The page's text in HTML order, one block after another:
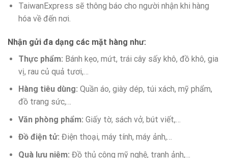
TaiwanExpress sẽ thông báo cho người nhận khi hàng
hóa về đến nơi.
Nhận gửi đa dạng các mặt hàng như:
Thực phẩm: Bánh kẹo, mứt, trái cây sấy khô, đồ khô, gia
vị, rau củ quả tươi,…
Hàng tiêu dùng: Quần áo, giày dép, túi xách, mỹ phẩm,
đồ trang sức,…
Văn phòng phẩm: Giấy tờ, sách vở, bút viết,…
Đồ điện tử: Điện thoại, máy tính, máy ảnh,…
Quà lưu niệm: Đồ thủ công mỹ nghệ, tranh ảnh,…